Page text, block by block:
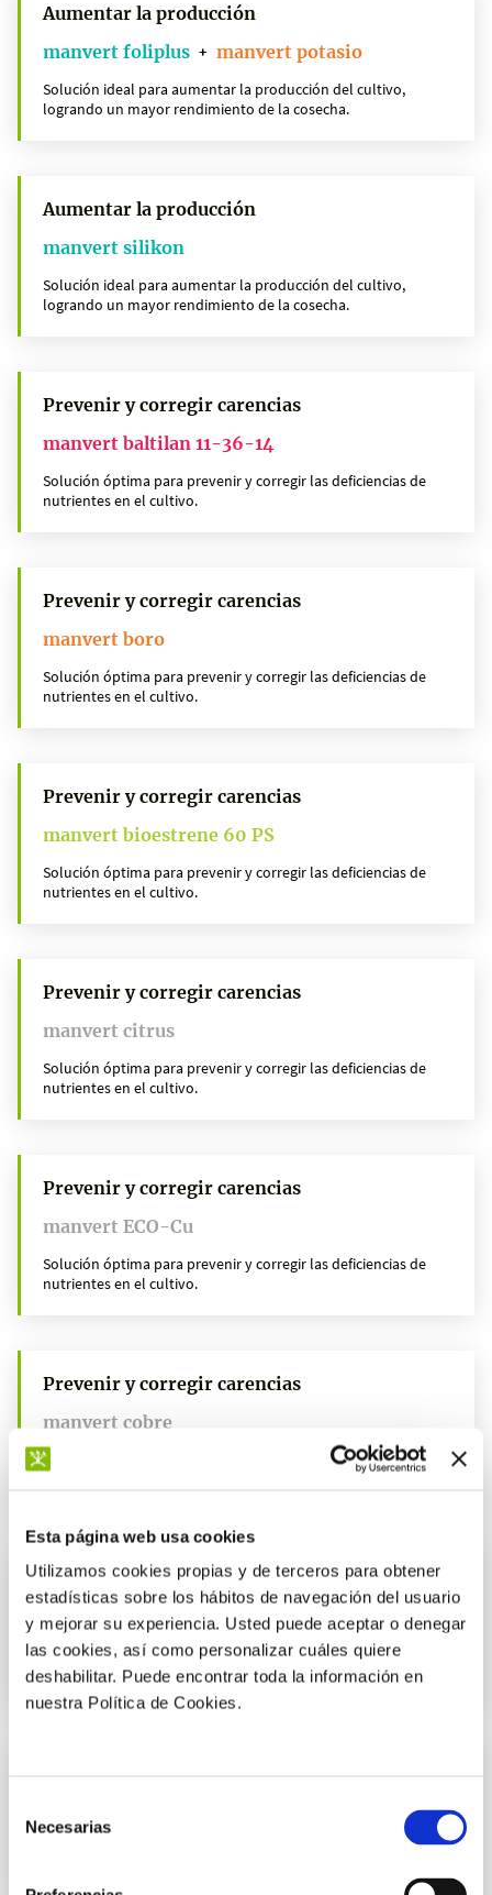
Esta página web usa cookies
Utilizamos cookies propias y de terceros para obtener
estadísticas sobre los hábitos de navegación del usuario
y mejorar su experiencia. Usted puede aceptar o denegar
las cookies, así como personalizar cuáles quiere
deshabilitar. Puede encontrar toda la información en
nuestra Política de Cookies.
Necesarias
Aumentar la producción
manvert foliplus + manvert potasio
Solución ideal para aumentar la producción del cultivo,
logrando un mayor rendimiento de la cosecha.
Aumentar la producción
manvert silikon
Solución ideal para aumentar la producción del cultivo,
logrando un mayor rendimiento de la cosecha.
Prevenir y corregir carencias
manvert baltilan 11-36-14
Solución óptima para prevenir y corregir las deficiencias de
nutrientes en el cultivo.
Prevenir y corregir carencias
manvert boro
Solución óptima para prevenir y corregir las deficiencias de
nutrientes en el cultivo.
Prevenir y corregir carencias
manvert bioestrene 60 PS
Solución óptima para prevenir y corregir las deficiencias de
nutrientes en el cultivo.
Prevenir y corregir carencias
manvert citrus
Solución óptima para prevenir y corregir las deficiencias de
nutrientes en el cultivo.
Prevenir y corregir carencias
manvert ECO-Cu
Solución óptima para prevenir y corregir las deficiencias de
nutrientes en el cultivo.
Prevenir y corregir carencias
manvert cobre
Solución óptima para prevenir y corregir las deficiencias de
Prevenir y corregir carencias
manvert bioestrene enorto
Solución óptima para prevenir y corregir las deficiencias de
nutrientes en el cultivo.
Solución óptima para prevenir y corregir las deficiencias de